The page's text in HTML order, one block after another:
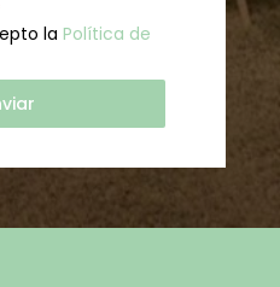
la Política de